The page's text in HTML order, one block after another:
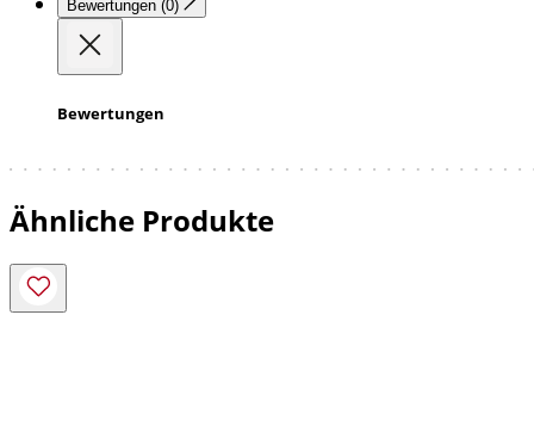
Bewertungen (0)
Bewertungen
Ähnliche Produkte